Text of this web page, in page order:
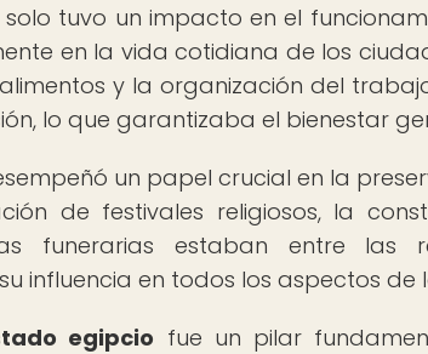
tuvo un impacto en el
en la vida cotidiana de los
y la organización del
lo que garantizaba el bienestar
un papel crucial en la
de festivales religiosos, la
funerarias estaban entre las
influencia en todos los aspectos de
egipcio fue un pilar